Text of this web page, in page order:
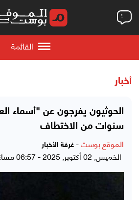
القائمة
أخبار
سنوات من الاختطاف
الموقع بوست- غرفة الأخبار
الخميس, 02 أكتوبر, 2025 - 06:57 مساءً